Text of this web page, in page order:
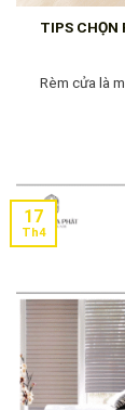
TIPS CHỌN
Rèm cửa là
17
Th4